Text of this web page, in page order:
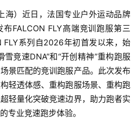
海）近日，法国专业户外运动品牌
FALCON FLY高端竞训跑服第三
FLY系列自2026年初首发以来，始
竞速DNA”和“开创精神”重构跑服
景匹配的竞训跑服产品。此次发布
轻透体感、重构跑服场景、重构跑
轻量化突破竞速边界，助力跑者实
专业竞速跑步体验。